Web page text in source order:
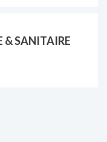
& SANITAIRE